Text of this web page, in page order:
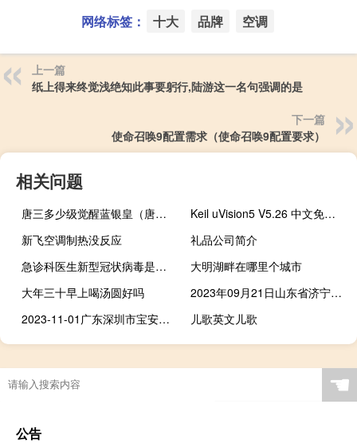
网络标签： 十大 品牌 空调
上一篇
纸上得来终觉浅绝知此事要躬行,陆游这一名句强调的是
下一篇
使命召唤9配置需求（使命召唤9配置要求）
相关问题
唐三多少级觉醒蓝银皇（唐三多少级）
Keil uVision5 V5.26 中文免费版（Keil uVision5 V5.26 中文免费版功能简介）
新飞空调制热没反应
礼品公司简介
急诊科医生新型冠状病毒是第几集（jizhengkeyisheng）
大明湖畔在哪里个城市
大年三十早上喝汤圆好吗
2023年09月21日山东省济宁市疫情大数据-今日/今天疫情全网搜索最新实时消息动态情况通知播报
2023-11-01广东深圳市宝安区(松树菌)的报价是多少
儿歌英文儿歌
☚
公告